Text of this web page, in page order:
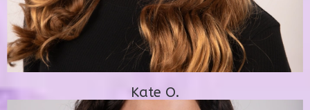
Kate O.